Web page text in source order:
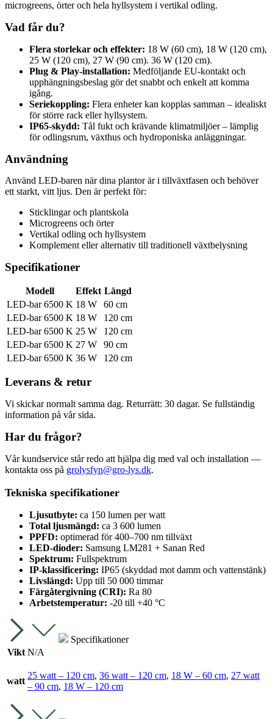
microgreens, örter och hela hyllsystem i vertikal odling.
Vad får du?
Flera storlekar och effekter: 18 W (60 cm), 18 W (120 cm),
25 W (120 cm), 27 W (90 cm). 36 W (120 cm).
Plug & Play-installation: Medföljande EU-kontakt och
upphängningsbeslag gör det snabbt och enkelt att komma
igång.
Seriekoppling: Flera enheter kan kopplas samman – idealiskt
för större rack eller hyllsystem.
IP65-skydd: Tål fukt och krävande klimatmiljöer – lämplig
för odlingsrum, växthus och hydroponiska anläggningar.
Användning
Använd LED-baren när dina plantor är i tillväxtfasen och behöver
ett starkt, vitt ljus. Den är perfekt för:
Sticklingar och plantskola
Microgreens och örter
Vertikal odling och hyllsystem
Komplement eller alternativ till traditionell växtbelysning
Specifikationer
Modell Effekt Längd
LED-bar 6500 K 18 W
60 cm
LED-bar 6500 K 18 W
120 cm
LED-bar 6500 K 25 W
120 cm
LED-bar 6500 K 27 W
90 cm
LED-bar 6500 K 36 W 120 cm
Leverans & retur
Vi skickar normalt samma dag. Returrätt: 30 dagar. Se fullständig
information på vår sida.
Har du frågor?
Vår kundservice står redo att hjälpa dig med val och installation —
kontakta oss på grolysfyn@gro-lys.dk.
Tekniska specifikationer
Ljusutbyte: ca 150 lumen per watt
Total ljusmängd: ca 3 600 lumen
PPFD: optimerad för 400–700 nm tillväxt
LED-dioder: Samsung LM281 + Sanan Red
Spektrum: Fullspektrum
IP-klassificering: IP65 (skyddad mot damm och vattenstänk)
Livslängd: Upp till 50 000 timmar
Färgåtergivning (CRI): Ra 80
Arbetstemperatur: -20 till +40 °C
Specifikationer
Vikt N/A
watt
25 watt – 120 cm, 36 watt – 120 cm, 18 W – 60 cm, 27 watt
– 90 cm, 18 W – 120 cm